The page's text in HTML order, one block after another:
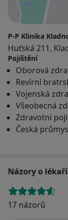
P-P Klinika
Huťská 211,
Pojištění
Oborová
Revírní
Vojenská
Všeobecná
Zdravotní
Česká
Názory o
17 názorů